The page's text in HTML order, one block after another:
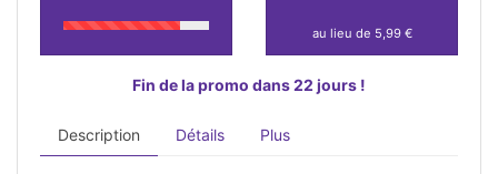
au lieu de 5,99 €
Fin de la promo dans 22 jours !
Description Détails Plus